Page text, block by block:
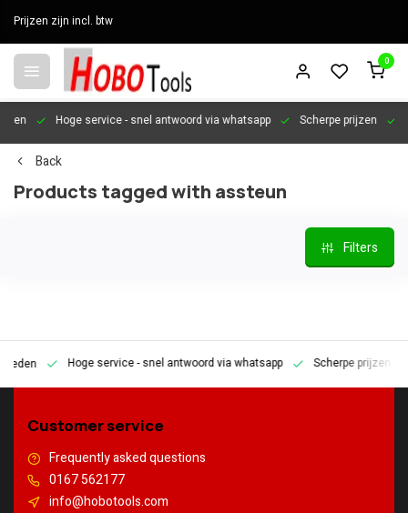
Prijzen zijn incl. btw
0
Hoge service- snel antwoord via whatsapp Scherpe prijzen
Back
Products tagged with assteun
Filters
Hoge service- snel antwoord via whatsapp Scherpe prijzen
Customer service
Frequently asked questions
0167 562177
info@hobotools.com